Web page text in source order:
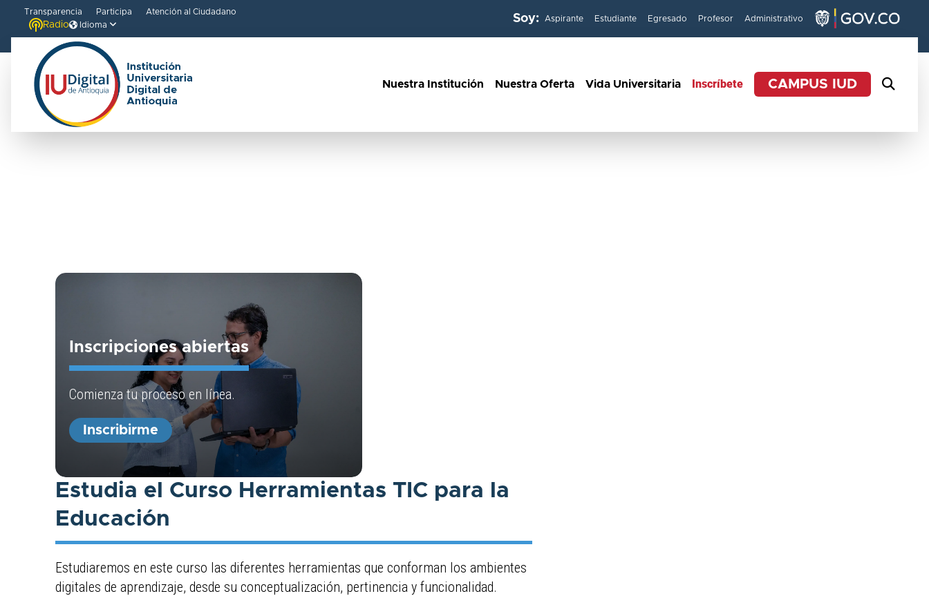
Transparencia Participa Atención al Ciudadano
Radio Idioma Soy: Aspirante Estudiante Egresado Profesor Administrativo
Nuestra Institución Nuestra Oferta Vida Universitaria Inscríbete CAMPUS IUD
Curso Herramientas
Inscripciones abiertas
Comienza tu proceso en línea.
Inscribirme
Estudia el Curso Herramientas TIC para la
Educación
Estudiaremos en este curso las diferentes herramientas que conforman los ambientes
digitales de aprendizaje, desde su conceptualización, pertinencia y funcionalidad.